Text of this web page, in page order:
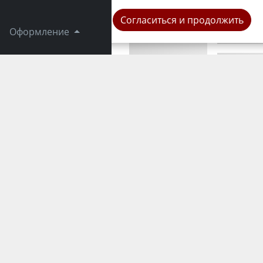
Оформление
Город
Согласиться и продолжить